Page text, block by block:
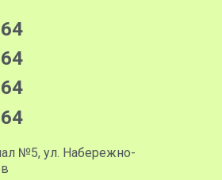
№5, ул. Набережно-